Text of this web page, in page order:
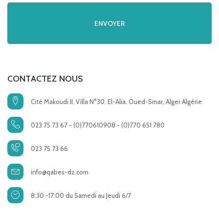
CONTACTEZ NOUS
Cité Makoudi II, Villa N°30. El-Alia. Oued-Smar, Alger Algérie
023 75 73 67 - (0)770610908 - (0)770 651 780
023 75 73 66
info@qabes-dz.com
8:30 -17:00 du Samedi au Jeudi 6/7